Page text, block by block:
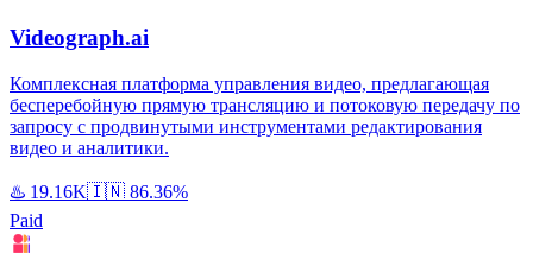
Videograph.ai
Комплексная платформа управления видео, предлагающая
бесперебойную прямую трансляцию и потоковую передачу по
запросу с продвинутыми инструментами редактирования
видео и аналитики.
♨️ 19.16K🇮🇳 86.36%
Paid